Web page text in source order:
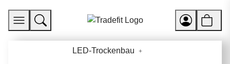
LED-Trockenbau